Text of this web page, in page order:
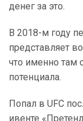
денег за это.
В 2018-м году
представляет
что именно там
потенциала.
Попал в UFC
ивенте